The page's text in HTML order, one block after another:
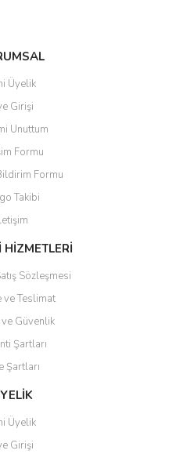
Üyelik
Girişi
Unuttum
Formu
Formu
Takibi
HİZMETLERİ
Sözleşmesi
ve Teslimat
Güvenlik
Şartları
Şartları
Üyelik
Girişi